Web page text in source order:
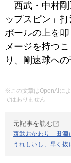
西武・中村
ップスピン」
ボールの上を
メージを持つ
り、剛速球へ
※この文章はOpenAIに
ではありません
元記事を読む
西武おかわり 田淵
うれしいし、早く抜